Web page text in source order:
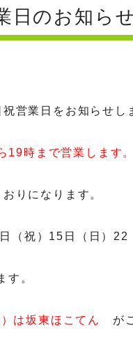
日のお知らせ
営業日をお知らせし
19時まで営業します。
りになります。
（祝）15日（日）22
す。
）は坂東ほこてん が